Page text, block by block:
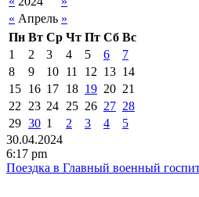
« Апрель »
Пн Вт Ср Чт Пт Сб Вс
1
2 3 4 5 6
7
8
9 10 11 12 13 14
15 16 17 18 19 20 21
22
23 24 25 26 27 28
29 30 1 2 3 4
5
30.04.2024
6:17 pm
Поездка в Главный военный